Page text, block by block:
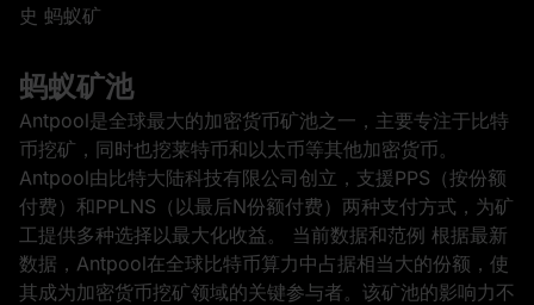
史 蚂蚁矿
蚂蚁矿池
Antpool是全球最大的加密货币矿池之一，主要专注于比特
币挖矿，同时也挖莱特币和以太币等其他加密货币。
Antpool由比特大陆科技有限公司创立，支援PPS（按份额
付费）和PPLNS（以最后N份额付费）两种支付方式，为矿
工提供多种选择以最大化收益。 当前数据和范例 根据最新
数据，Antpool在全球比特币算力中占据相当大的份额，使
其成为加密货币挖矿领域的关键参与者。该矿池的影响力不